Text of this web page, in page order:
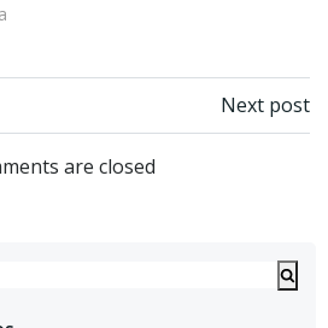
Next post
are closed